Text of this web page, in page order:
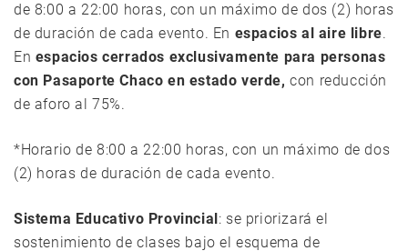
de 8:00 a 22:00 horas, con un máximo de dos (2) horas
de duración de cada evento. En espacios al aire libre.
En espacios cerrados exclusivamente para personas
con Pasaporte Chaco en estado verde, con reducción
de aforo al 75%.
*Horario de 8:00 a 22:00 horas, con un máximo de dos
(2) horas de duración de cada evento.
Sistema Educativo Provincial : se priorizará el
sostenimiento de clases bajo el esquema de